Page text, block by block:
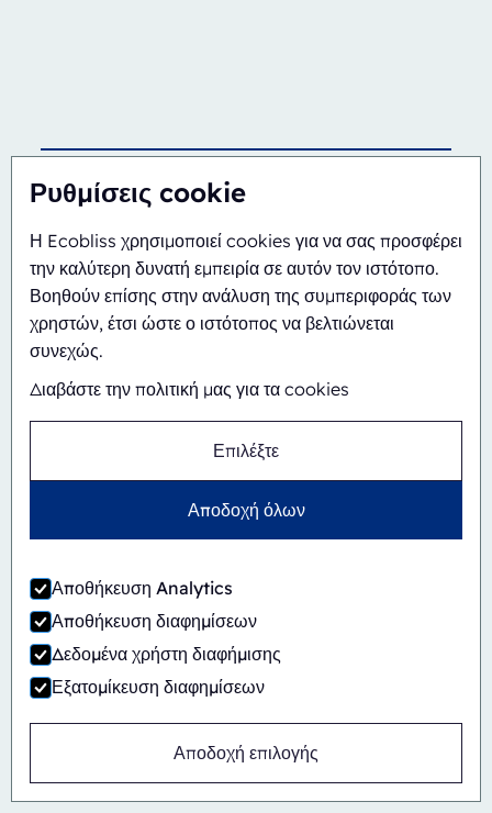
Ρυθμίσεις cookie
Η Ecobliss χρησιμοποιεί cookies για να σας προσφέρει
την καλύτερη δυνατή εμπειρία σε αυτόν τον ιστότοπο.
Βοηθούν επίσης στην ανάλυση της συμπεριφοράς των
χρηστών, έτσι ώστε ο ιστότοπος να βελτιώνεται
συνεχώς.
Διαβάστε την πολιτική μας για τα cookies
Επιλέξτε
Αποδοχή όλων
Αποθήκευση Analytics
Αποθήκευση διαφημίσεων
Δεδομένα χρήστη διαφήμισης
Εξατομίκευση διαφημίσεων
Αποδοχή επιλογής
Ημιαυτόματο Περιστροφικό
ERB/PH4-1418-CS
ΑυτόματοInline
CBS/PH30-1428-CS